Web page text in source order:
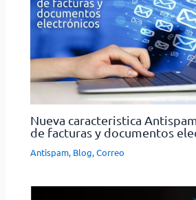
Nueva caracteristica
de facturas y documentos
Antispam, Blog,Correo